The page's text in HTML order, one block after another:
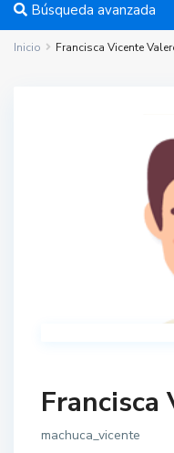
Búsqueda avanzada
Inicio Francisca Vicente
Francisca
machuca_vicente